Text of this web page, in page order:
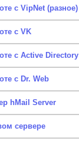
с VipNet (разное)
с VK
с Active Directory
с Dr. Web
hMail Server
сервере